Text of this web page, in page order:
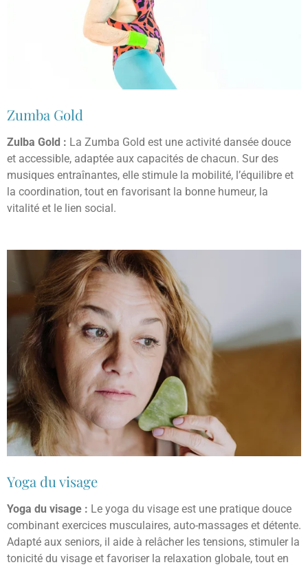
Zumba Gold
Zulba Gold : La Zumba Gold est une activité dansée douce
et accessible, adaptée aux capacités de chacun. Sur des
musiques entraînantes, elle stimule la mobilité, l’équilibre et
la coordination, tout en favorisant la bonne humeur, la
vitalité et le lien social.
Yoga du visage
Yoga du visage : Le yoga du visage est une pratique douce
combinant exercices musculaires, auto-massages et détente.
Adapté aux seniors, il aide à relâcher les tensions, stimuler la
tonicité du visage et favoriser la relaxation globale, tout en